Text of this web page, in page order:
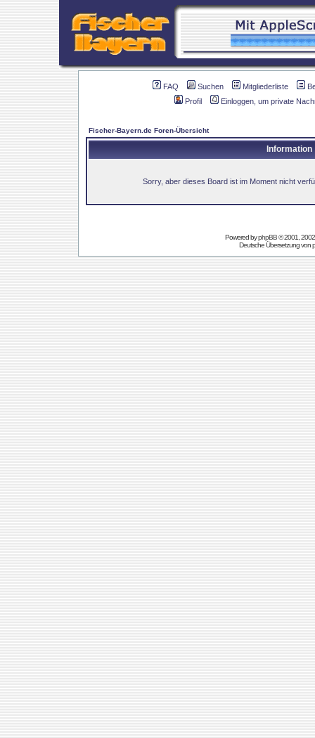
FAQ Suchen Mitgliederliste
Profil
Einloggen, um private
Fischer-Bayern.de Foren-Übersicht
Information
Sorry, aber dieses Board ist im Moment nicht
Powered byphpBB© 2001,
Deutsche Übersetzung von